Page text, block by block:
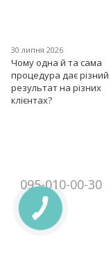
30 липня 2026
Чому одна й та сама
процедура дає різний
результат на різних
клієнтах?
095-010-00-30